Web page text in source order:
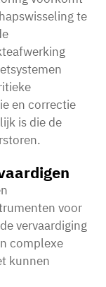
te
en correctie
is die de
voor
vervaardiging
complexe
kunnen